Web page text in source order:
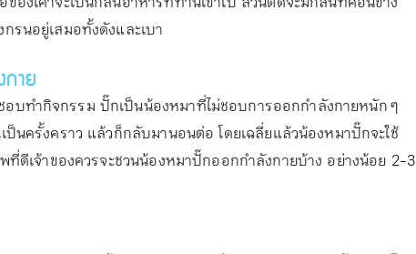
รนอยู่เสมอทั้งดังและเบา
กาย
บทำกิจกรรม ปั๊กเป็นน้องหมาที่ไม่ชอบการออกกำลังกายหนัก ๆ
นครั้งคราว แล้วก็กลับมานอนต่อ โดยเฉลี่ยแล้วน้องหมาปั๊กจะใช้
ดีเจ้าของควรจะชวนน้องหมาปั๊กออกกำลังกายบ้าง อย่างน้อย 2-3